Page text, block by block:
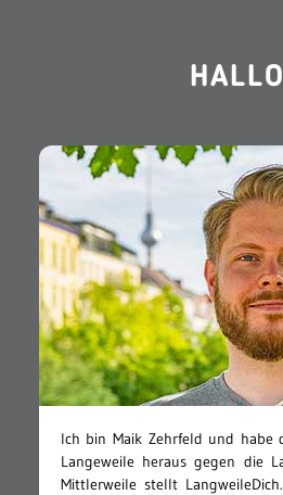
Ich bin Maik Zehrfeld und habe
Langeweile heraus gegen die
Mittlerweile stellt